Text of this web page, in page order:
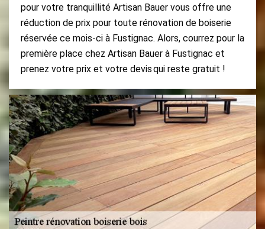
pour votre tranquillité Artisan Bauer vous offre une
réduction de prix pour toute rénovation de boiserie
réservée ce mois-ci à Fustignac. Alors, courrez pour la
première place chez Artisan Bauer à Fustignac et
prenez votre prix et votre devis qui reste gratuit !